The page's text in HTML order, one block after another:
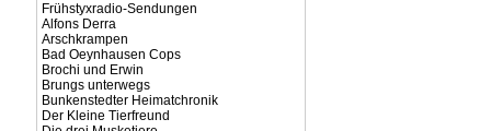
Frühstyxradio-Sendungen
Alfons Derra
Arschkrampen
Bad Oeynhausen Cops
Brochi und Erwin
Brungs unterwegs
Bunkenstedter Heimatchronik
Der Kleine Tierfreund